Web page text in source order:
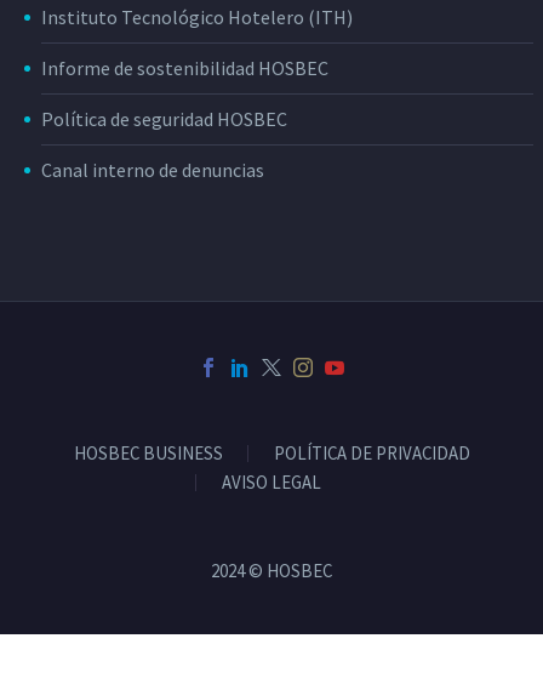
Instituto Tecnológico Hotelero (ITH)
Informe de sostenibilidad HOSBEC
Política de seguridad HOSBEC
Canal interno de denuncias
HOSBEC BUSINESS
POLÍTICA DE PRIVACIDAD
AVISO LEGAL
2024 © HOSBEC